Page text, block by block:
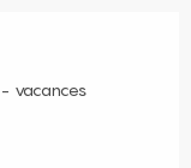
vacances